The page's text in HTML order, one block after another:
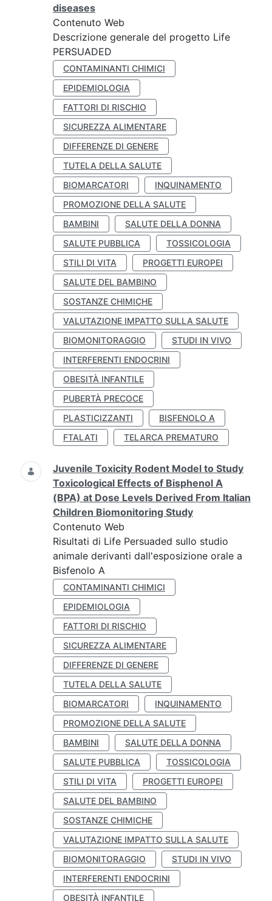
diseases
Contenuto Web
Descrizione generale del progetto Life
PERSUADED
CONTAMINANTI CHIMICI
EPIDEMIOLOGIA
FATTORI DI RISCHIO
SICUREZZA ALIMENTARE
DIFFERENZE DI GENERE
TUTELA DELLA SALUTE
BIOMARCATORI
INQUINAMENTO
PROMOZIONE DELLA SALUTE
BAMBINI
SALUTE DELLA DONNA
SALUTE PUBBLICA
TOSSICOLOGIA
STILI DI VITA
PROGETTI EUROPEI
SALUTE DEL BAMBINO
SOSTANZE CHIMICHE
VALUTAZIONE IMPATTO SULLA SALUTE
BIOMONITORAGGIO
STUDI IN VIVO
INTERFERENTI ENDOCRINI
OBESITÀ INFANTILE
PUBERTÀ PRECOCE
PLASTICIZZANTI
BISFENOLO A
FTALATI
TELARCA PREMATURO
Juvenile Toxicity Rodent Model to Study
Toxicological Effects of Bisphenol A
(BPA) at Dose Levels Derived From Italian
Children Biomonitoring Study
Contenuto Web
Risultati di Life Persuaded sullo studio
animale derivanti dall'esposizione orale a
Bisfenolo A
CONTAMINANTI CHIMICI
EPIDEMIOLOGIA
FATTORI DI RISCHIO
SICUREZZA ALIMENTARE
DIFFERENZE DI GENERE
TUTELA DELLA SALUTE
BIOMARCATORI
INQUINAMENTO
PROMOZIONE DELLA SALUTE
BAMBINI
SALUTE DELLA DONNA
SALUTE PUBBLICA
TOSSICOLOGIA
STILI DI VITA
PROGETTI EUROPEI
SALUTE DEL BAMBINO
SOSTANZE CHIMICHE
VALUTAZIONE IMPATTO SULLA SALUTE
BIOMONITORAGGIO
STUDI IN VIVO
INTERFERENTI ENDOCRINI
OBESITÀ INFANTILE